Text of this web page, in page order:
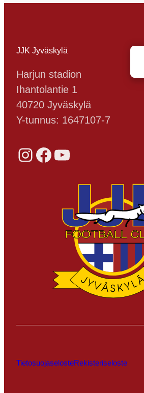
Ottelu alkoikin lupaavasti Olli
maalivahdin häkeltymään
JJK Jyväskylä
Harjun stadion
Ihantolantie 1
40720 Jyväskylä
Y-tunnus: 1647107-7
Instagram Facebook YouTube
TietosuojaselosteRekisteriseloste